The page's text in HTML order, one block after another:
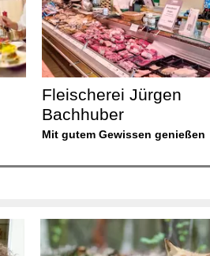
Fleischerei Jürgen
Bachhuber
Mit gutem Gewissen genießen